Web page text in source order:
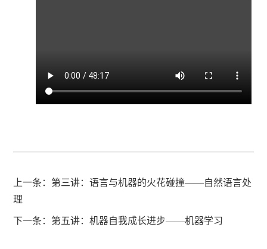
上一条： 第三讲：语言与机器的火花碰撞——自然语言处
理
下一条： 第五讲：机器自我成长进步——机器学习